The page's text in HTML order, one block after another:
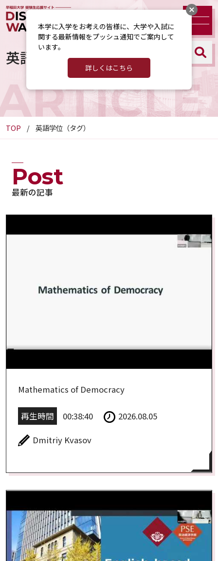
英語学位（タグ）
TOP 英語学位（タグ）
最新の記事
Post
Mathematics of Democracy
再生時間 00:38:40 2026.08.05
Dmitriy Kvasov
本学に入学をお考えの皆様に、大学や入試に
関する最新情報をプッシュ通知でご案内して
います。
詳しくはこちら